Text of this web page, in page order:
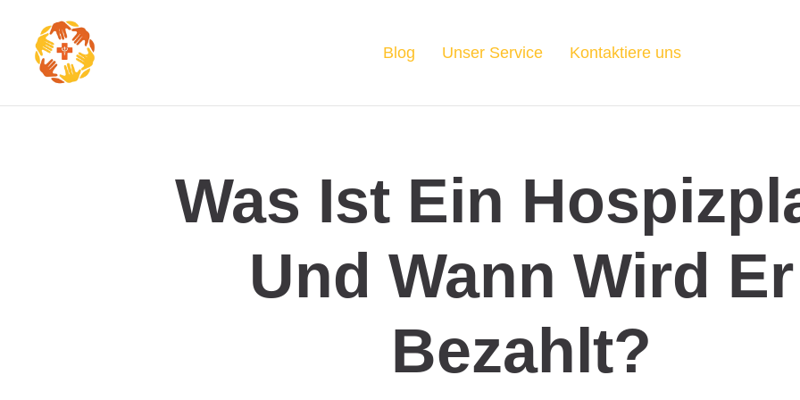
Blog Unser Service Kontaktiere uns
Was Ist Ein
Und Wann Wird Er
Bezahlt?